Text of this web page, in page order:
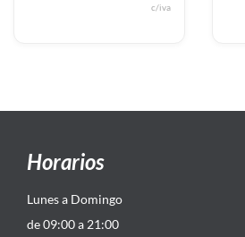
c/iva
Horarios
Lunes a Domingo
de 09:00 a 21:00